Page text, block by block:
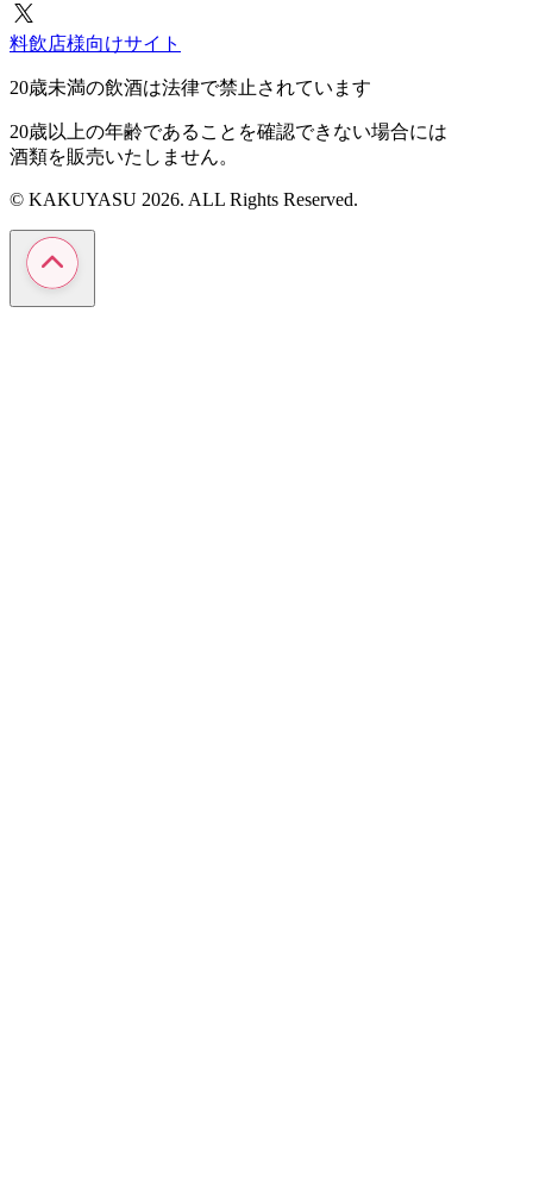
料飲店様向けサイト
20歳未満の飲酒は法律で禁止されています
20歳以上の年齢であることを確認できない場合には
酒類を販売いたしません。
© KAKUYASU 2026. ALL Rights Reserved.